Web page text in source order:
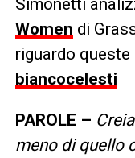
Women di
riguardo
biancocelesti
PAROLE –
meno di quello